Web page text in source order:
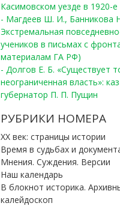
Касимовском уезде в 1920-е
- Магдеев Ш. И., Банникова
Экстремальная
учеников в письмах с
материалам ГА РФ)
- Долгов Е. Б. «Существует
неограниченная власть»:
губернатор П. П. Пущин
РУБРИКИ НОМЕРА
ХХ век: страницы истории
Время в судьбах и
Мнения. Суждения. Версии
Наш календарь
В блокнот историка.
калейдоскоп